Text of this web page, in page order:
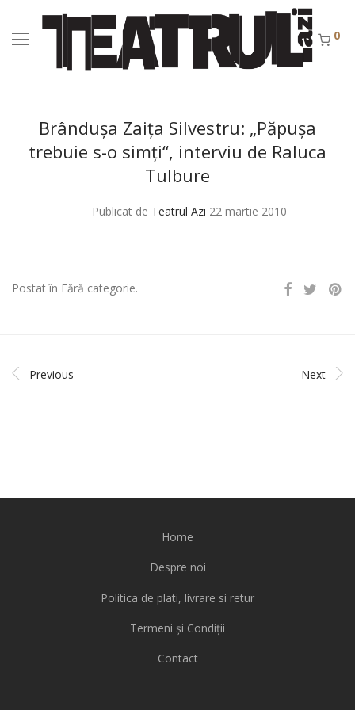
0
Brânduşa Zaiţa Silvestru: „Păpuşa
trebuie s-o simţi“, interviu de Raluca
Tulbure
Publicat de Teatrul Azi 22 martie 2010
Postat în Fără categorie.
Previous Next
Home
Despre noi
Politica de plati, livrare si retur
Termeni și Condiții
Contact